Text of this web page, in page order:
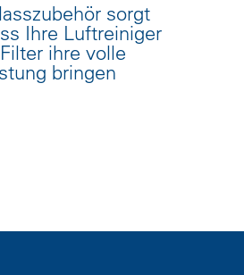
sorgt
Ihre Luftreiniger
ihre volle
bringen